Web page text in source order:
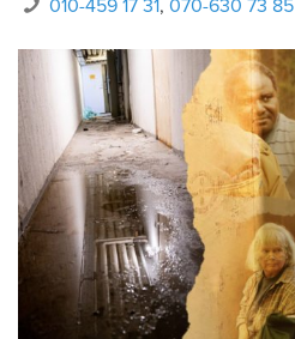
010-459 17 31,070-630 73 85